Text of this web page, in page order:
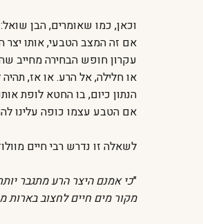
וכאן, כמו שאומרים, הבן שואל:
אם זה המצב הטבעי, אותו יצר
עקרון חופש הבחירה מחייב
או חלילה, אל הרע. או אז,
הנתון כיום, בו החטא לופת
אם הטבע עצמו כופה עלינו
לשאלה זו נדרש רבי חיים
"כי אמנם היצר הרע מתגבר
מקור מים חיים לחצוב בארות